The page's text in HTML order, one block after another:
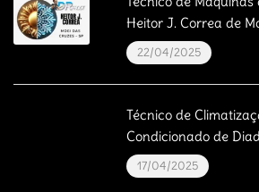
Heitor J. Correa de
22/04/2025
Técnico de
Condicionado de
17/04/2025